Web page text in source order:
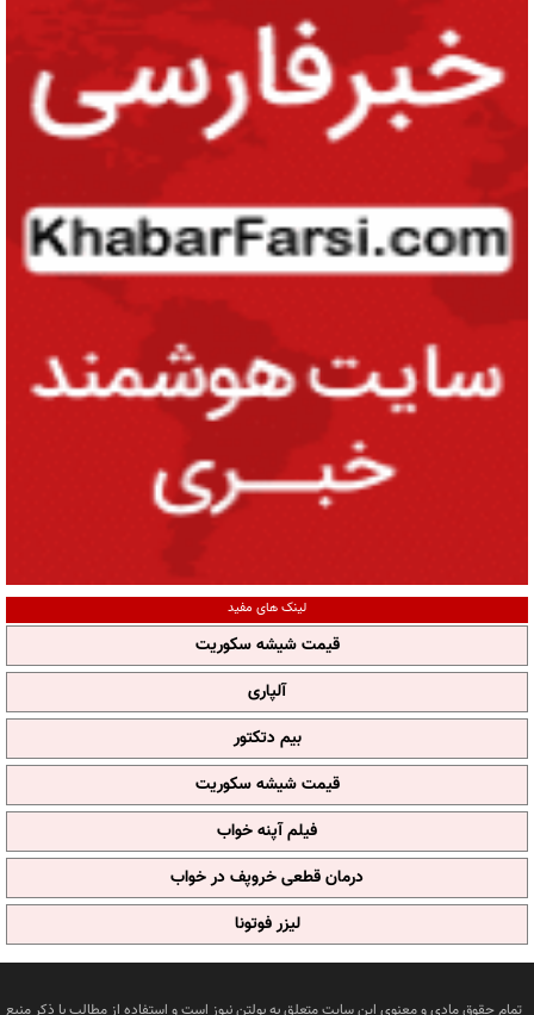
لینک های مفید
قیمت شیشه سکوریت
آلپاری
بیم دتکتور
قیمت شیشه سکوریت
فیلم آپنه خواب
درمان قطعی خروپف در خواب
لیزر فوتونا
تمام حقوق مادی و معنوی این سایت متعلق به بولتن نیوز است و استفاده از مطالب با ذکر منبع